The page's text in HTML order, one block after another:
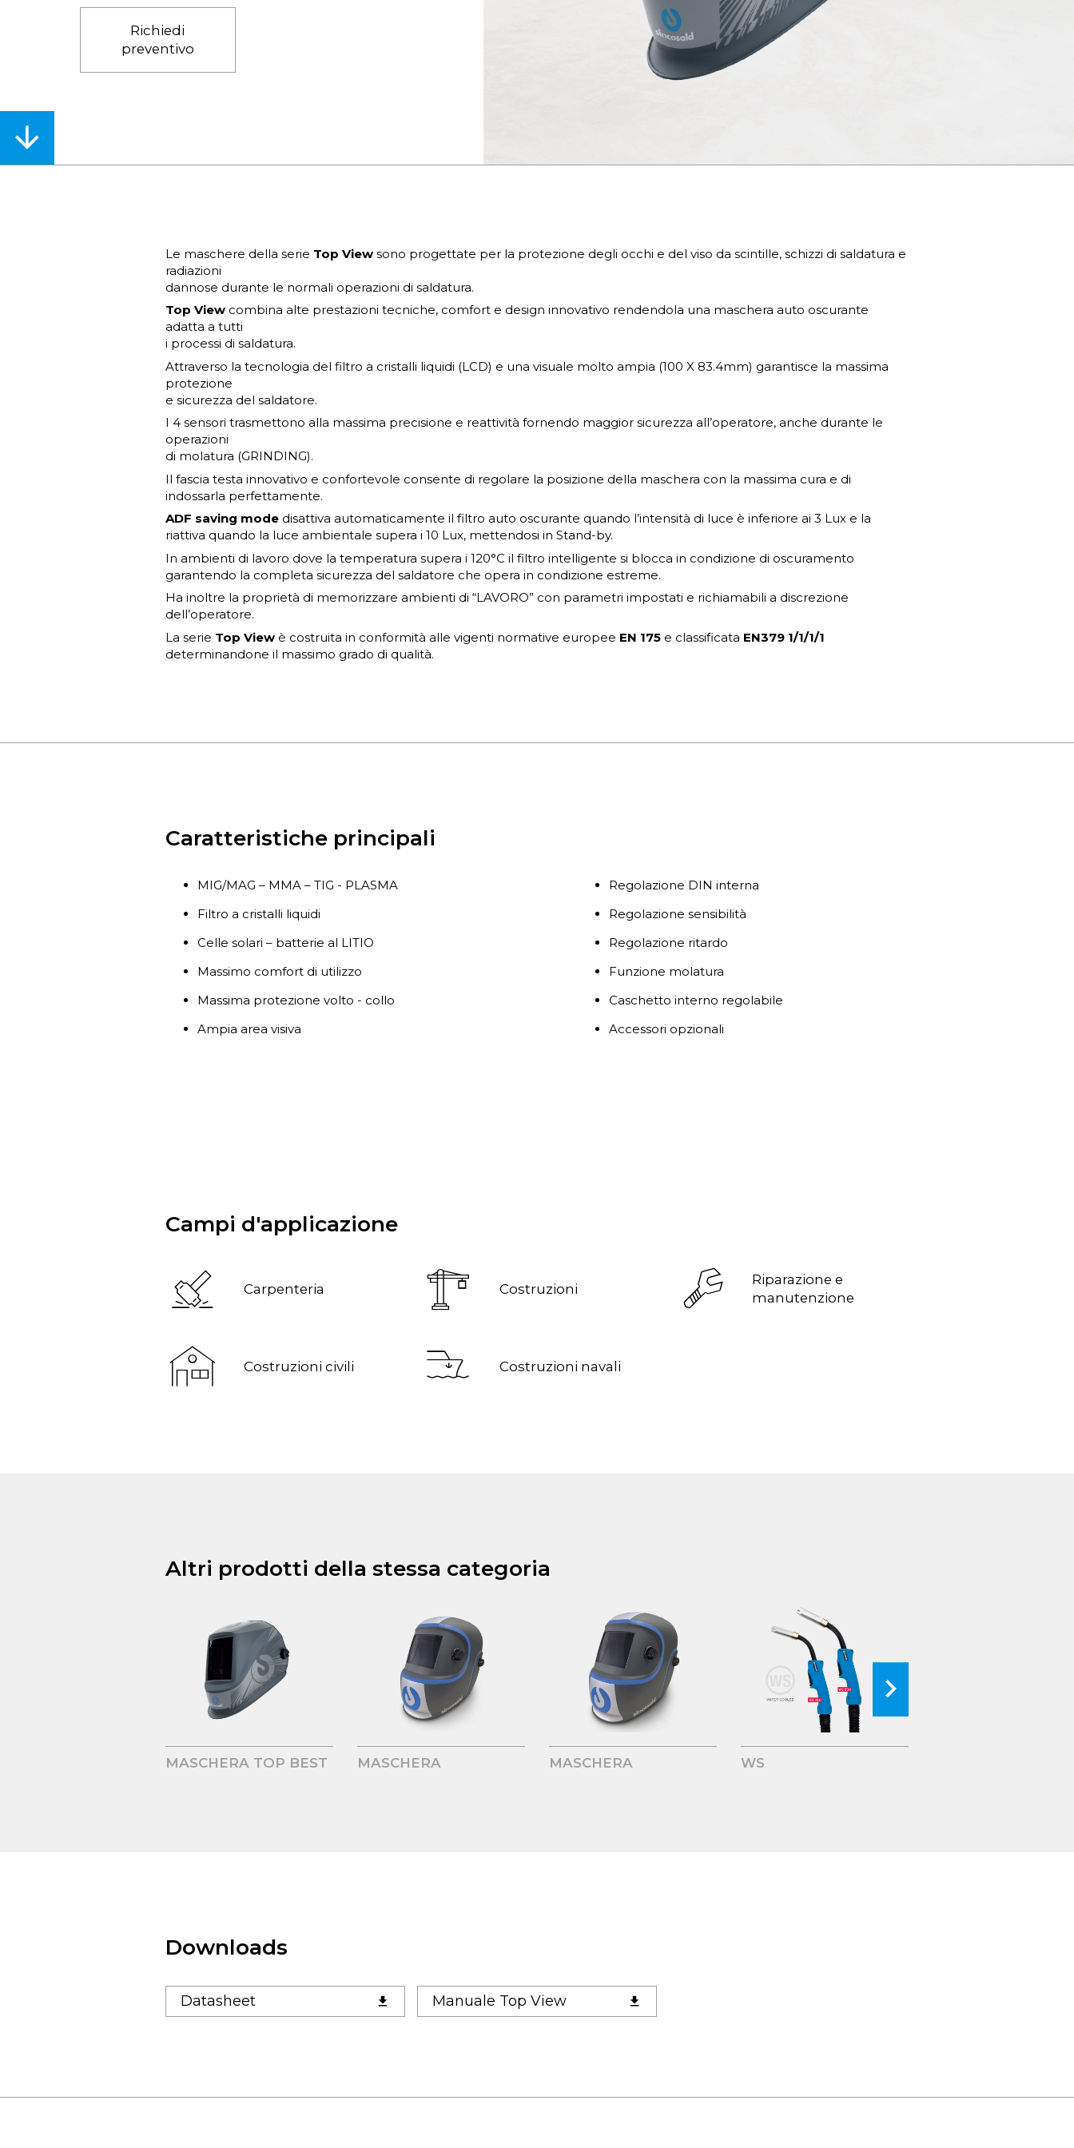
Richiedi
preventivo
Le maschere della serie Top View sono progettate per la protezione degli occhi e del viso da scintille, schizzi di saldatura e
radiazioni
dannose durante le normali operazioni di saldatura.
Top View combina alte prestazioni tecniche, comfort e design innovativo rendendola una maschera auto oscurante
adatta a tutti
i processi di saldatura.
Attraverso la tecnologia del filtro a cristalli liquidi (LCD) e una visuale molto ampia (100 X 83.4mm) garantisce la massima
protezione
e sicurezza del saldatore.
I 4 sensori trasmettono alla massima precisione e reattività fornendo maggior sicurezza all’operatore, anche durante le
operazioni
di molatura (GRINDING).
Il fascia testa innovativo e confortevole consente di regolare la posizione della maschera con la massima cura e di
indossarla perfettamente.
ADF saving mode disattiva automaticamente il filtro auto oscurante quando l’intensità di luce è inferiore ai 3 Lux e la
riattiva quando la luce ambientale supera i 10 Lux, mettendosi in Stand-by.
In ambienti di lavoro dove la temperatura supera i 120°C il filtro intelligente si blocca in condizione di oscuramento
garantendo la completa sicurezza del saldatore che opera in condizione estreme.
Ha inoltre la proprietà di memorizzare ambienti di “LAVORO” con parametri impostati e richiamabili a discrezione
dell’operatore.
La serie Top View è costruita in conformità alle vigenti normative europee EN 175 e classificata EN379 1/1/1/1
determinandone il massimo grado di qualità.
Caratteristiche principali
MIG/MAG – MMA – TIG - PLASMA
Filtro a cristalli liquidi
Celle solari – batterie al LITIO
Massimo comfort di utilizzo
Massima protezione volto - collo
Ampia area visiva
Regolazione DIN interna
Regolazione sensibilità
Regolazione ritardo
Funzione molatura
Caschetto interno regolabile
Accessori opzionali
Campi d'applicazione
Carpenteria Costruzioni
Riparazione e
manutenzione
Costruzioni civili Costruzioni navali
Altri prodotti della stessa categoria
MASCHERA TOP BEST MASCHERA MASCHERA WS
Downloads
Datasheet Manuale Top View